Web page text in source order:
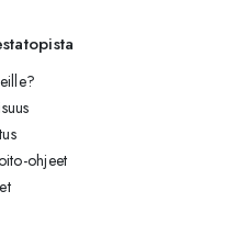
ohjeet